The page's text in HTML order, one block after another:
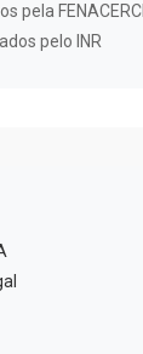
pela FENACERCI
pelo INR